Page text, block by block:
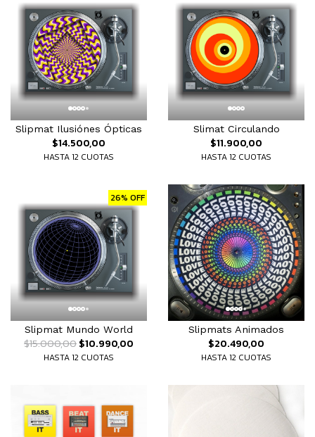
Slipmat Ilusiónes Ópticas
$14.500,00
HASTA 12 CUOTAS
Slimat Circulando
$11.900,00
HASTA 12 CUOTAS
26% OFF
Slipmat Mundo World
$15.000,00$10.990,00
HASTA 12 CUOTAS
Slipmats Animados
$20.490,00
HASTA 12 CUOTAS